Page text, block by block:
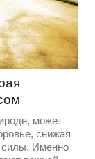
может
снижая
силы. Именно